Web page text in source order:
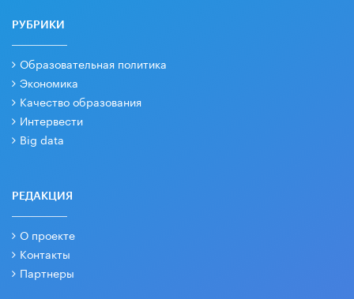
РУБРИКИ
Образовательная политика
Экономика
Качество образования
Интервести
Big data
РЕДАКЦИЯ
О проекте
Контакты
Партнеры